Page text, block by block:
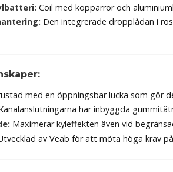
Coil med kopparrör och
Den integrerade dropplådan i
med en öppningsbar lucka som gör
har inbyggda
Maximerar kyleffekten även vid
av Veab för att möta höga krav